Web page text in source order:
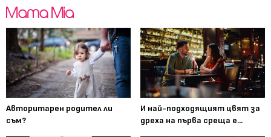
Авторитарен родител ли
съм?
И най-подходящият цвят за
дреха на първа среща е...